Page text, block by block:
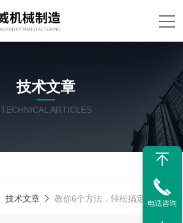
技术文章
TECHNICAL ARTICLES
技术文章 教你6个方法，轻松搞定平床身线轨车床的常见故障诊断电话咨询